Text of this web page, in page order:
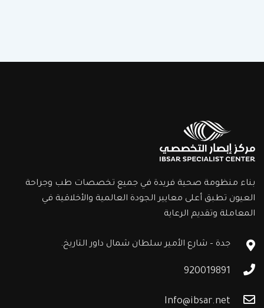
بناء منظومة صحية فريدة في جميع تخصصات طب وجراحة
العيون تطبق أعلى معايير الجودة العالمية والأخلاقية في
المعاملة وتقديم الرعاية
جدة – شارع الأمير سلطان شمال داور التاريخ.
920019891
Info@ibsar.net